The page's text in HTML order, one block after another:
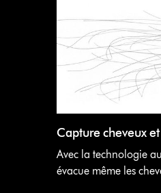
Capture cheveux
Avec la technologie
évacue même les